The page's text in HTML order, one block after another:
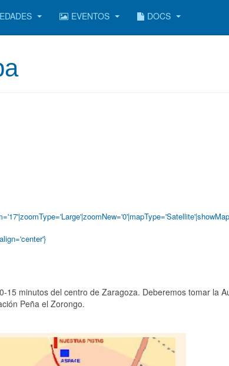
EVENTOS DOCS
align='center'}
15 minutos del centro de Zaragoza. Deberemos tomar la
Peña el Zorongo.